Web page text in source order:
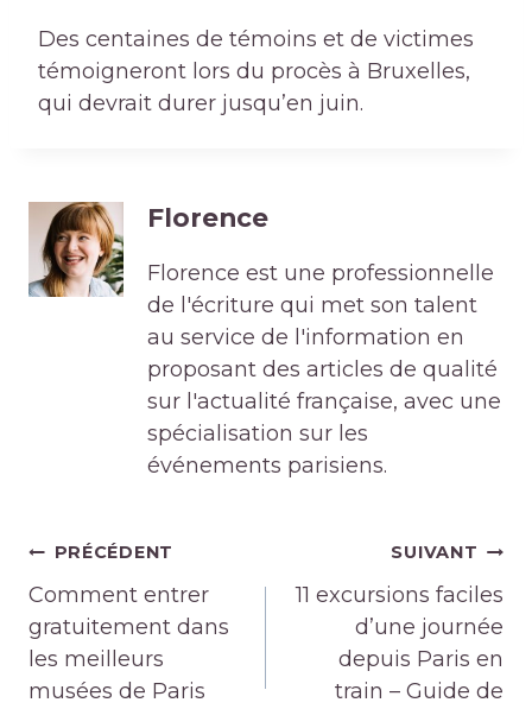
Des centaines de témoins et de victimes
témoigneront lors du procès à Bruxelles,
qui devrait durer jusqu’en juin.
Florence
Florence est une professionnelle
de l'écriture qui met son talent
au service de l'information en
proposant des articles de qualité
sur l'actualité française, avec une
spécialisation sur les
événements parisiens.
Navigation
de
l’article
PRÉCÉDENT
Comment entrer
gratuitement dans
les meilleurs
musées de Paris
SUIVANT
11 excursions faciles
d’une journée
depuis Paris en
train – Guide de